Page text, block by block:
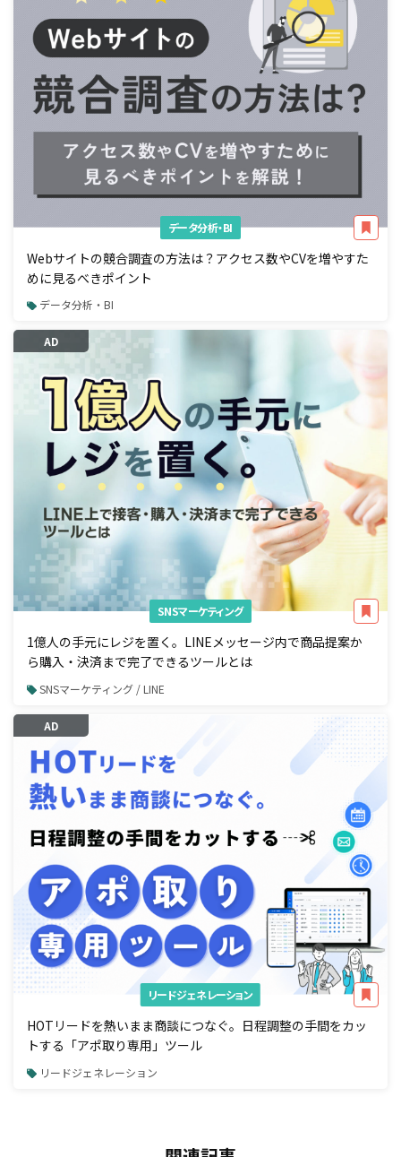
データ分析・BI
Webサイトの競合調査の方法は？アクセス数やCVを増やすた
めに見るべきポイント
データ分析・BI
AD
SNSマーケティング
1億人の手元にレジを置く。LINEメッセージ内で商品提案か
ら購入・決済まで完了できるツールとは
SNSマーケティング / LINE
AD
リードジェネレーション
HOTリードを熱いまま商談につなぐ。日程調整の手間をカッ
トする「アポ取り専用」ツール
リードジェネレーション